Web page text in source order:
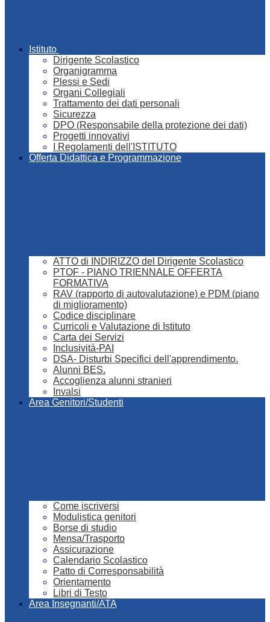
Istituto
Dirigente Scolastico
Organigramma
Plessi e Sedi
Organi Collegiali
Trattamento dei dati personali
Sicurezza
DPO (Responsabile della protezione dei dati)
Progetti innovativi
I Regolamenti dell'ISTITUTO
Offerta Didattica e Programmazione
ATTO di INDIRIZZO del Dirigente Scolastico
PTOF - PIANO TRIENNALE OFFERTA
FORMATIVA
RAV (rapporto di autovalutazione) e PDM (piano
di miglioramento)
Codice disciplinare
Curricoli e Valutazione di Istituto
Carta dei Servizi
Inclusività-PAI
DSA- Disturbi Specifici dell'apprendimento.
Alunni BES.
Accoglienza alunni stranieri
Invalsi
Area Genitori/Studenti
Come iscriversi
Modulistica genitori
Borse di studio
Mensa/Trasporto
Assicurazione
Calendario Scolastico
Patto di Corresponsabilità
Orientamento
Libri di Testo
Area Insegnanti/ATA